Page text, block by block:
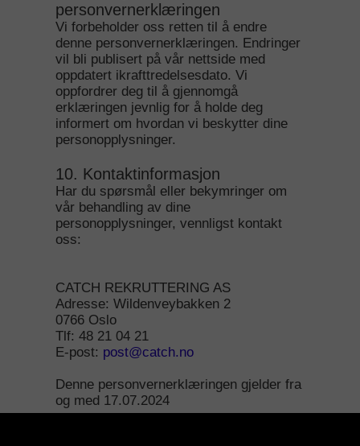
personvernerklæringen
Vi forbeholder oss retten til å endre
denne personvernerklæringen. Endringer
vil bli publisert på vår nettside med
oppdatert ikrafttredelsesdato. Vi
oppfordrer deg til å gjennomgå
erklæringen jevnlig for å holde deg
informert om hvordan vi beskytter dine
personopplysninger.
10. Kontaktinformasjon
Har du spørsmål eller bekymringer om
vår behandling av dine
personopplysninger, vennligst kontakt
oss:
CATCH REKRUTTERING AS
Adresse: Wildenveybakken 2
0766 Oslo
Tlf: 48 21 04 21
E-post: post@catch.no
Denne personvernerklæringen gjelder fra
og med 17.07.2024